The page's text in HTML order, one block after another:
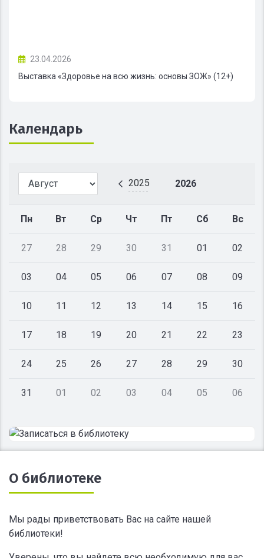
23.04.2026
Выставка «Здоровье на всю жизнь: основы ЗОЖ» (12+)
Календарь
2025 2026
Пн Вт Ср Чт Пт Сб Вс
27 28 29 30 31 01 02
03 04 05 06 07 08 09
10 11 12 13 14 15 16
17 18 19 20 21 22 23
24 25 26 27 28 29 30
31 01 02 03 04 05 06
О библиотеке
Мы рады приветствовать Вас на сайте нашей
библиотеки!